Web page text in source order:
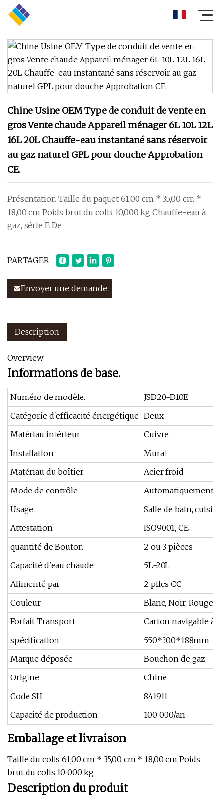
Chine Usine OEM Type de conduit de vente en
gros Vente chaude Appareil ménager 6L 10L 12L
16L 20L Chauffe-eau instantané sans réservoir
au gaz naturel GPL pour douche Approbation
CE.
Présentation Taille du paquet 61,00 cm * 35,00 cm *
18,00 cm Poids brut du colis 10,000 kg Chauffe-eau à
gaz, série E De
PARTAGER
Envoyer une demande
Description
Overview
Informations de base.
Numéro de modèle.
JSD20-D10E
Catégorie d'efficacité énergétique Deux
Matériau intérieur
Cuivre
Installation
Mural
Matériau du boîtier
Acier froid
Mode de contrôle
Automatiquement
Usage
Salle de bain,
Attestation
ISO9001, CE
quantité de Bouton
2 ou 3 pièces
Capacité d'eau chaude
5L-20L
Alimenté par
2 piles CC
Couleur
Blanc, Noir, Rouge,
Forfait Transport
Carton navigable à
spécification
550*300*188mm
Marque déposée
Bouchon de gaz
Origine
Chine
Code SH
841911
Capacité de production
100 000/an
Emballage et livraison
Taille du colis 61,00 cm * 35,00 cm * 18,00 cm Poids
brut du colis 10 000 kg
Description du produit